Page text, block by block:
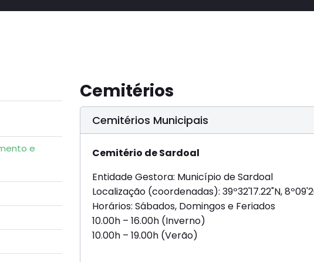
e
Cemitérios
Cemitérios Municipais
Cemitério de Sardoal
Entidade Gestora: Município de Sardoal
Localização (coordenadas): 39º32'17.22"N,
Horários: Sábados, Domingos e Feriados
10.00h – 16.00h (Inverno)
10.00h – 19.00h (Verão)